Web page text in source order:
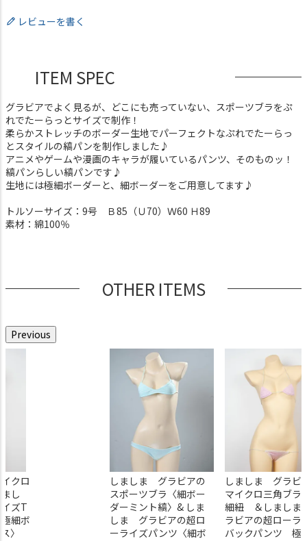
レビューを書く
ITEM SPEC
グラビアでよく見るが、どこにも売っていない、スポーツブラをぷ
れでたーらっとサイズで制作！
柔らかストレッチのボーダー生地でパーフェクトなぷれでたーらっ
とスタイルの縞パンを制作しました♪
アニメやゲームや漫画のキャラが履いているパンツ、そのものッ！
縞パンらしい縞パンです♪
生地には極細ボーダーと、細ボーダーをご用意してます♪
トルソーサイズ：9号 Ｂ85（Ｕ70）Ｗ60 Ｈ89
素材：綿100％
OTHER ITEMS
Previous
クロ
し
ズT
細ボ
〉
しましま グラビアのスポーツ
ブラ〈細ボーダーブルー縞〉&
しましま グラビアの超ローラ
イズサイドループパンツ〈細ボ
ーダーブルー縞〉 セット
しましま グラビアのマ
三角ブラ 極細紐 ＆し
ま グラビアのウルトラ
イズハイレグTバック〈極
ーダーピンク縞〉
ましま グラビアの
ポーツブラ〈極細ボ
ダーブルー縞〉& しま
ま グラビアの超超
ーライズサイドルー
しましま グラビアの
スポーツブラ〈細ボー
ダーミント縞〉& しま
しま グラビアの超ロ
ーライズパンツ〈細ボ
しましま グラビ
マイクロ三角ブ
細紐 ＆しまし
ラビアの超ローラ
バックパンツ 極